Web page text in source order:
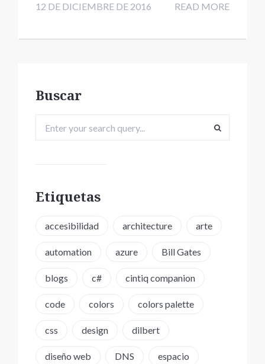
12 DE DICIEMBRE DE 2016 READ MORE
Buscar
Etiquetas
accesibilidad architecture arte
automation azure Bill Gates
blogs c# cintiq companion
code colors colors palette
css design dilbert
diseño web DNS espacio